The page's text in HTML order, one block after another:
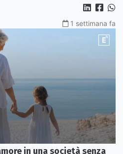
1 settimana fa
in una società senza